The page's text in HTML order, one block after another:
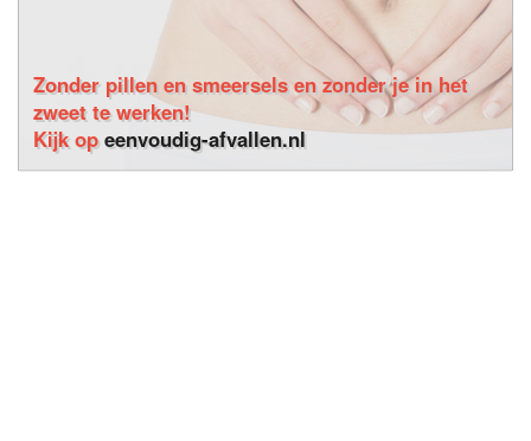
Zonder pillen en smeersels en zonder je in het
zweet te werken!
Kijk opeenvoudig-afvallen.nl